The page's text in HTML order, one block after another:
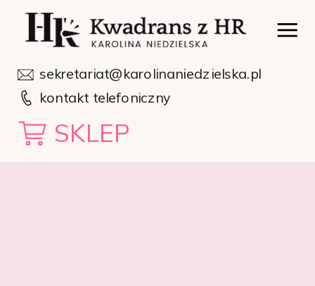
sekretariat@karolinaniedzielska.pl
kontakt telefoniczny
SKLEP